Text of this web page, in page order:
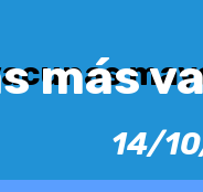
más
14/